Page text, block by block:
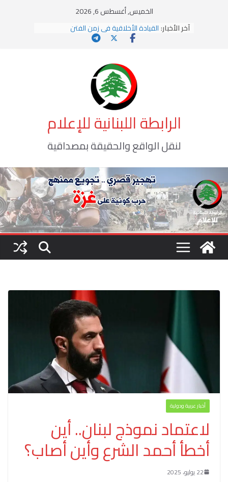
الخميس, أغسطس 6, 2026
آخر الأخبار:القيادة الأخلاقية في زمن الفتن
الاستلاب الثقافي وتحديات الهوية الإسلامية
يومَ يَفيضُ العَرَقُ
الرابطة اللبنانية للإعلام
لنقل الواقع والحقيقة بمصداقية
أخبار عربية ودولية
لاعتماد نموذج لبنان.. أين
أخطأ أحمد الشرع وأين أصاب؟
22 يوليو، 2025